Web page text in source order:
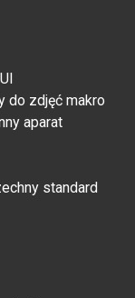
do zdjęć makro
aparat
standard